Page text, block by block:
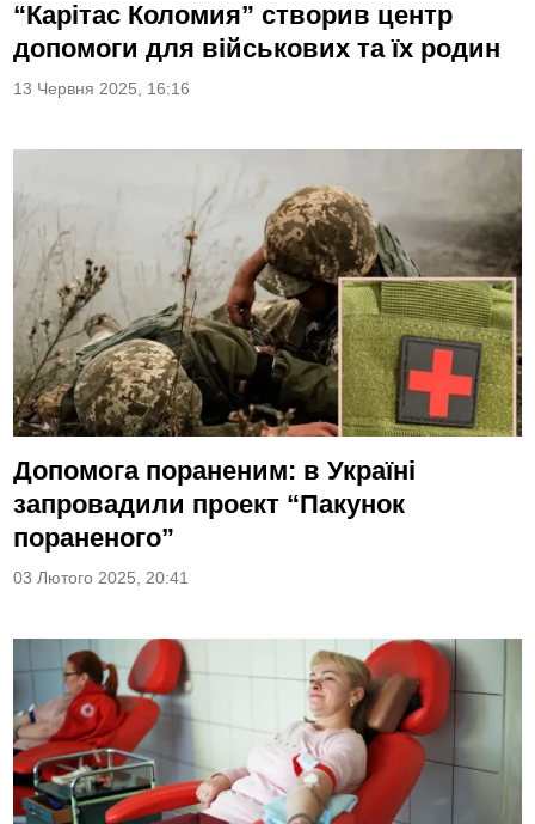
“Карітас Коломия” створив центр
допомоги для військових та їх родин
13 Червня 2025, 16:16
Допомога пораненим: в Україні
запровадили проект “Пакунок
пораненого”
03 Лютого 2025, 20:41